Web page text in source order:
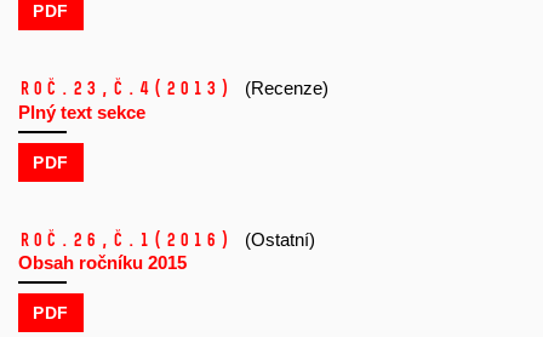
PDF
Roč.23, č.4 (2013)
(Recenze)
Plný text sekce
PDF
Roč.26, č.1 (2016)
(Ostatní)
Obsah ročníku 2015
PDF